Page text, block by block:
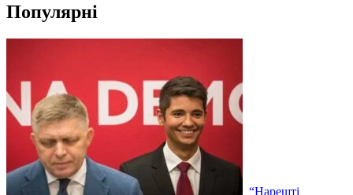
Популярні
“Нарешті